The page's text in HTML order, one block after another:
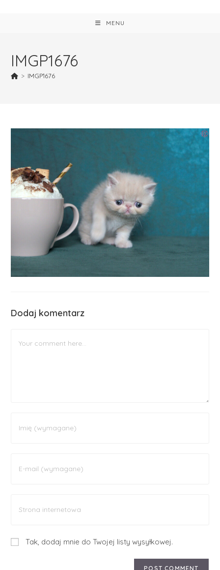
MENU
IMGP1676
> IMGP1676
Dodaj komentarz
Tak, dodaj mnie do Twojej listy wysyłkowej.